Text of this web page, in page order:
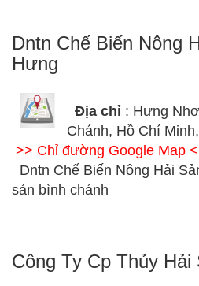
Dntn Chế Biến Nông
Hưng
Địa chỉ : Hưng
Chánh, Hồ Chí
>> Chỉ đường Google Map
Dntn Chế Biến Nông Hải
sản bình chánh
Công Ty Cp Thủy Hải